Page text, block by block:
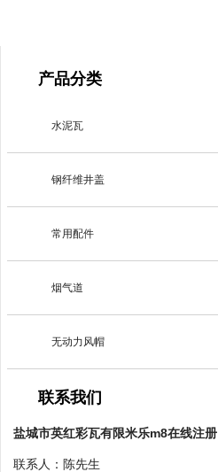
产品分类
水泥瓦
钢纤维井盖
常用配件
烟气道
无动力风帽
联系我们
盐城市英红彩瓦有限米乐m8在线注册
联系人：陈先生